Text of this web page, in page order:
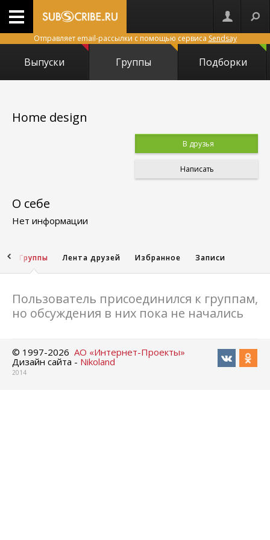
Отправляет email-рассылки с помощью сервиса Sendsay
Выпуски Группы Подборки
Home design
В друзья
Написать
О себе
Нет информации
Группы Лента друзей Избранное Записи
Пользователь присоединился к группам,
но обсуждения в них пока не начались
© 1997-2026 АО «Интернет-Проекты»
Дизайн сайта - Nikoland
2014